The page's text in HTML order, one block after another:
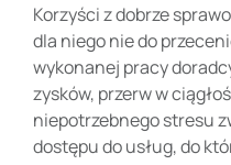
Korzyści z dobrze
dla niego nie do
wykonanej pracy
zysków, przerw w
niepotrzebnego stresu
dostępu do usług, do